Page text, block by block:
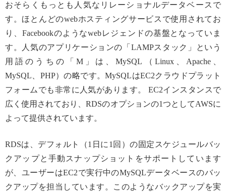
おそらくもっとも人気なリレーショナルデータベースで
す。ほとんどのwebホスティングサービスで使用されてお
り、Facebookのようなwebレジェンドの基盤となっていま
す。人気のアプリケーションの「LAMPスタック」という
用語のうちの「M」は、MySQL（Linux、Apache、
MySQL、PHP）の略です。MySQLはEC2クラウドプラット
フォームでも非常に人気があります。 EC2インスタンスで
広く使用されており、RDSのオプションの1つとしてAWSに
よって提供されています。
RDSは、デフォルト（1日に1回）の固定スケジュールバッ
クアップと手動スナップショットをサポートしています
が、ユーザーはEC2で実行中のMySQLデータベースのバッ
クアップを担当しています。このようなバックアップを実